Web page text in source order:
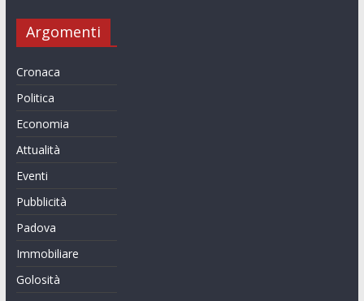
Argomenti
Cronaca
Politica
Economia
Attualità
Eventi
Pubblicità
Padova
Immobiliare
Golosità